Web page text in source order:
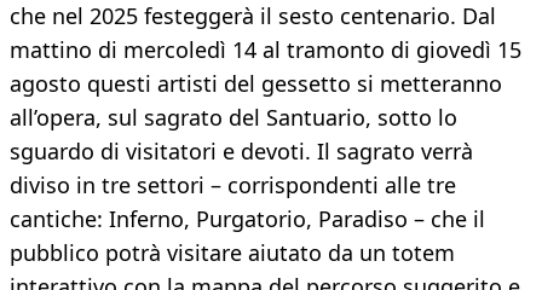
che nel 2025 festeggerà il sesto centenario. Dal
mattino di mercoledì 14 al tramonto di giovedì 15
agosto questi artisti del gessetto si metteranno
all’opera, sul sagrato del Santuario, sotto lo
sguardo di visitatori e devoti. Il sagrato verrà
diviso in tre settori – corrispondenti alle tre
cantiche: Inferno, Purgatorio, Paradiso – che il
pubblico potrà visitare aiutato da un totem